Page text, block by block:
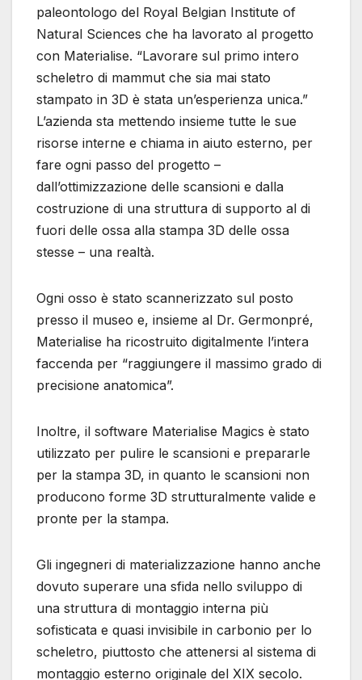
paleontologo del Royal Belgian Institute of
Natural Sciences che ha lavorato al progetto
con Materialise. “Lavorare sul primo intero
scheletro di mammut che sia mai stato
stampato in 3D è stata un’esperienza unica.”
L’azienda sta mettendo insieme tutte le sue
risorse interne e chiama in aiuto esterno, per
fare ogni passo del progetto –
dall’ottimizzazione delle scansioni e dalla
costruzione di una struttura di supporto al di
fuori delle ossa alla stampa 3D delle ossa
stesse – una realtà.
Ogni osso è stato scannerizzato sul posto
presso il museo e, insieme al Dr. Germonpré,
Materialise ha ricostruito digitalmente l’intera
faccenda per “raggiungere il massimo grado di
precisione anatomica”.
Inoltre, il software Materialise Magics è stato
utilizzato per pulire le scansioni e prepararle
per la stampa 3D, in quanto le scansioni non
producono forme 3D strutturalmente valide e
pronte per la stampa.
Gli ingegneri di materializzazione hanno anche
dovuto superare una sfida nello sviluppo di
una struttura di montaggio interna più
sofisticata e quasi invisibile in carbonio per lo
scheletro, piuttosto che attenersi al sistema di
montaggio esterno originale del XIX secolo.